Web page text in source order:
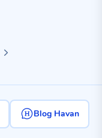
Blog Havan